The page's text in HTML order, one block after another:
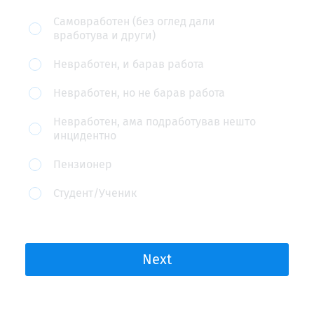
пазарот
труд
во
2020?
Самовработен (без оглед дали
вработува и други)
Невработен, и барав работа
Невработен, но не барав работа
Невработен, ама подработував нешто
инцидентно
Пензионер
Студент/Ученик
Next